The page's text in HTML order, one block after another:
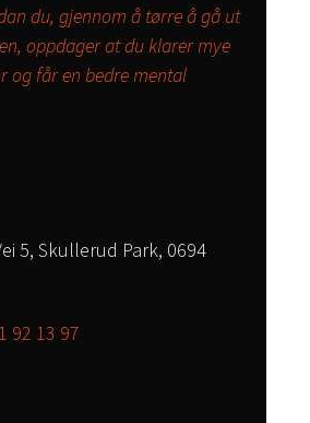
du, gjennom å tørre å gå ut
oppdager at du klarer mye
og får en bedre mental
5, Skullerud Park, 0694
92 13 97